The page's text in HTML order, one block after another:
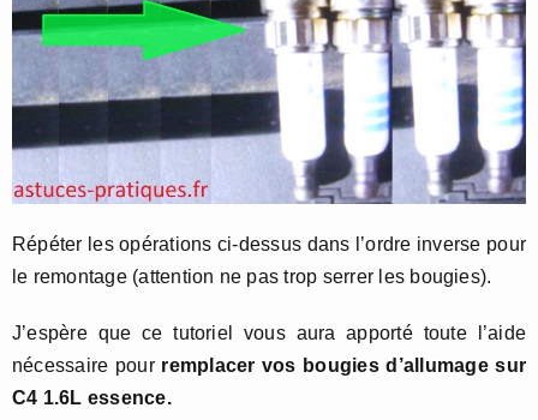
Répéter les opérations ci-dessus dans l’ordre inverse pour
le remontage (attention ne pas trop serrer les bougies).
J’espère que ce tutoriel vous aura apporté toute l’aide
nécessaire pour remplacer vos bougies d’allumage sur
C4 1.6L essence.